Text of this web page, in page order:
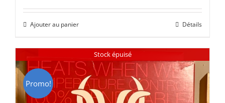
était :
CHF 85.00.CHF 59.00.
Ajouter au panier Détails
Stock épuisé
Promo!